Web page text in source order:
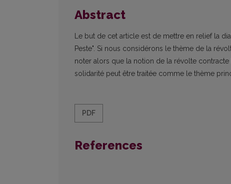
Abstract
Le but de cet article est de mettre en relief la
Peste". Si nous considérons le thème de la
noter alors que la notion de la révolte
solidarité peut être traitée comme le thème
PDF
References